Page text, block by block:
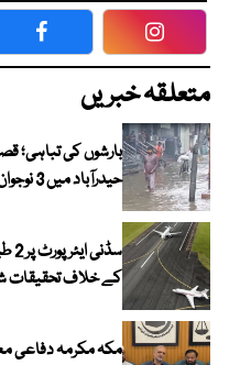
Facebook
متعلقہ خبریں
حیدرآباد میں 3 نوجوان ڈوب گئے
کے خلاف تحقیقات
مکہ مکرمہ دفاعی